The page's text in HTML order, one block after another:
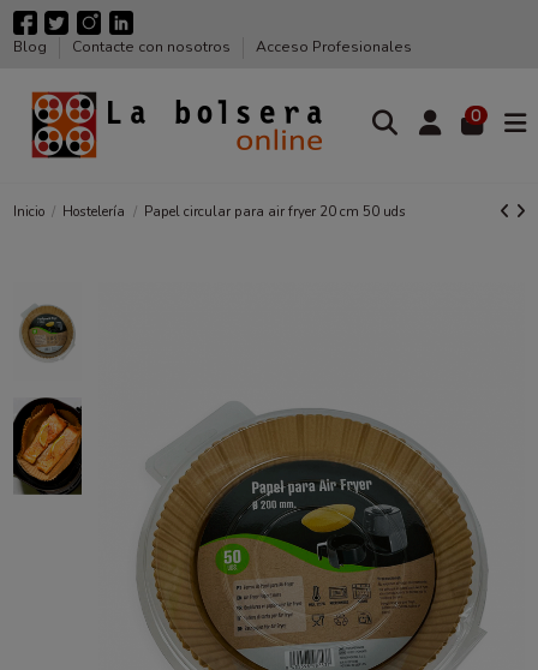
Blog Contacte con nosotros Acceso Profesionales
0
Inicio Hostelería Papel circular para air fryer 20 cm 50 uds